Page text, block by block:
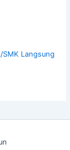
SMK Langsung